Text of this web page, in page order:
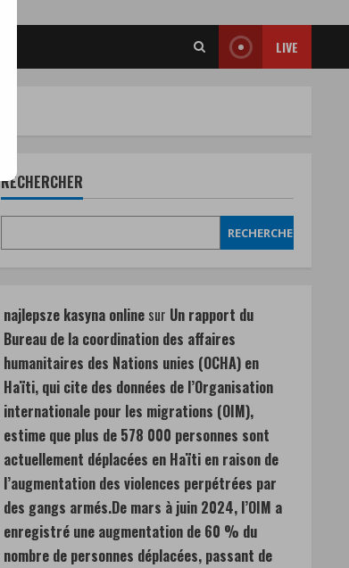
LIVE
RECHERCHER
RECHERCHER
najlepsze kasyna online sur Un rapport du
Bureau de la coordination des affaires
humanitaires des Nations unies (OCHA) en
Haïti, qui cite des données de l’Organisation
internationale pour les migrations (OIM),
estime que plus de 578 000 personnes sont
actuellement déplacées en Haïti en raison de
l’augmentation des violences perpétrées par
des gangs armés.De mars à juin 2024, l’OIM a
enregistré une augmentation de 60 % du
nombre de personnes déplacées, passant de